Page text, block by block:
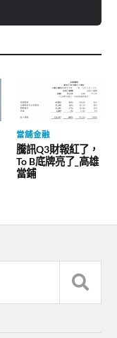
當舖金融
騰訊Q3財報紅了，
To B底牌亮了_高雄
當鋪